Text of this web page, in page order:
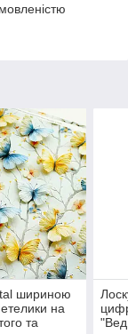
шириною
на
та